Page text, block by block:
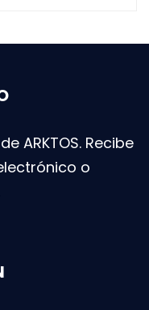
ARKTOS. Recibe
o